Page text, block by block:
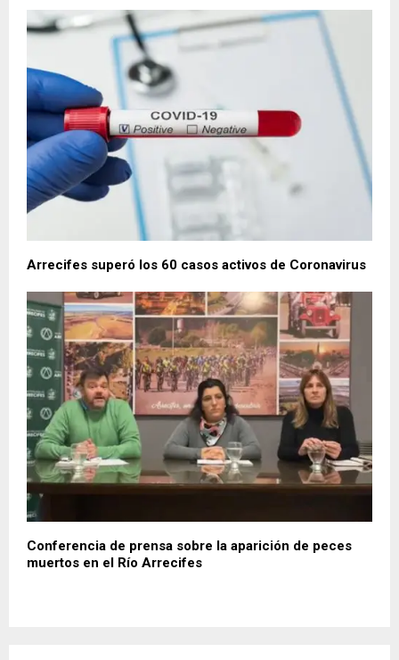
Arrecifes superó los 60 casos activos de Coronavirus
Conferencia de prensa sobre la aparición de peces
muertos en el Río Arrecifes